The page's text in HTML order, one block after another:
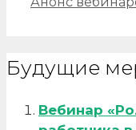
Будущие
Вебинар